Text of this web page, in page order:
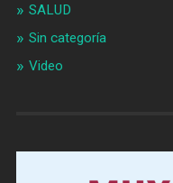
SALUD
Sin categoría
Video